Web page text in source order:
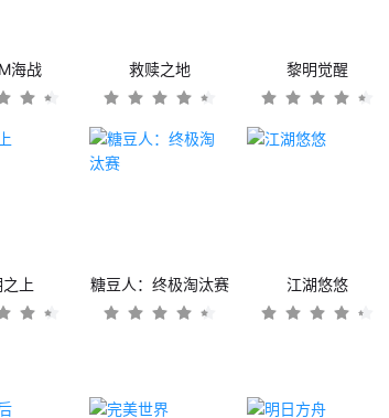
海战 救赎之地 黎明觉醒
上 糖豆人：终极淘汰赛 江湖悠悠